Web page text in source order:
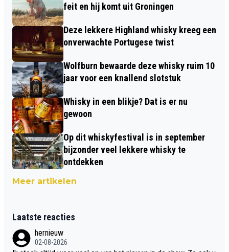
feit en hij komt uit Groningen
Deze lekkere Highland whisky kreeg een
onverwachte Portugese twist
Wolfburn bewaarde deze whisky ruim 10
jaar voor een knallend slotstuk
Whisky in een blikje? Dat is er nu
gewoon
Op dit whiskyfestival is in september
bijzonder veel lekkere whisky te
ontdekken
Meer artikelen
Laatste reacties
hernieuw
02-08-2026